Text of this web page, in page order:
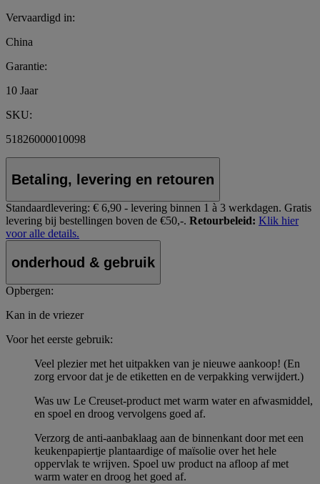
Vervaardigd in:
China
Garantie:
10 Jaar
SKU:
51826000010098
Betaling, levering en retouren
Standaardlevering: € 6,90 - levering binnen 1 à 3 werkdagen. Gratis
levering bij bestellingen boven de €50,-. Retourbeleid: Klik hier
voor alle details.
onderhoud & gebruik
Opbergen:
Kan in de vriezer
Voor het eerste gebruik:
Veel plezier met het uitpakken van je nieuwe aankoop! (En
zorg ervoor dat je de etiketten en de verpakking verwijdert.)
Was uw Le Creuset-product met warm water en afwasmiddel,
en spoel en droog vervolgens goed af.
Verzorg de anti-aanbaklaag aan de binnenkant door met een
keukenpapiertje plantaardige of maïsolie over het hele
oppervlak te wrijven. Spoel uw product na afloop af met
warm water en droog het goed af.